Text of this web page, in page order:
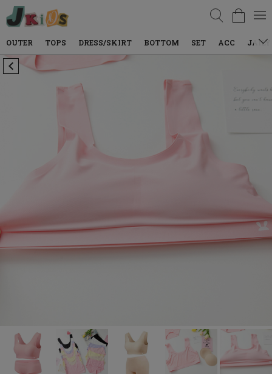
검색
TOPS DRESS/SKIRT BOTTOM SET ACC JAILY WEAR